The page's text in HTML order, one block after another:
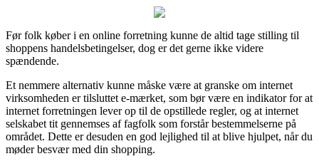
Før folk køber i en online forretning kunne de altid tage stilling til
shoppens handelsbetingelser, dog er det gerne ikke videre
spændende.
Et nemmere alternativ kunne måske være at granske om internet
virksomheden er tilsluttet e-mærket, som bør være en indikator for at
internet forretningen lever op til de opstillede regler, og at internet
selskabet tit gennemses af fagfolk som forstår bestemmelserne på
området. Dette er desuden en god lejlighed til at blive hjulpet, når du
møder besvær med din shopping.